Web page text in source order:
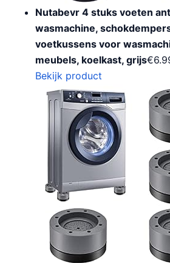
Nutabevr 4 stuks voeten
wasmachine,
voetkussens voor
meubels, koelkast, grijs€
Bekijk product